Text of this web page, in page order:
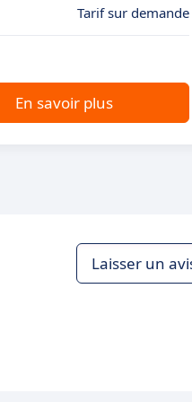
Tarif sur demande
En savoir plus
Laisser un